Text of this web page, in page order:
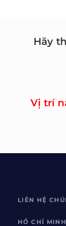
Hãy
Vị trí
LIÊN HỆ
HỒ CHÍ MINH